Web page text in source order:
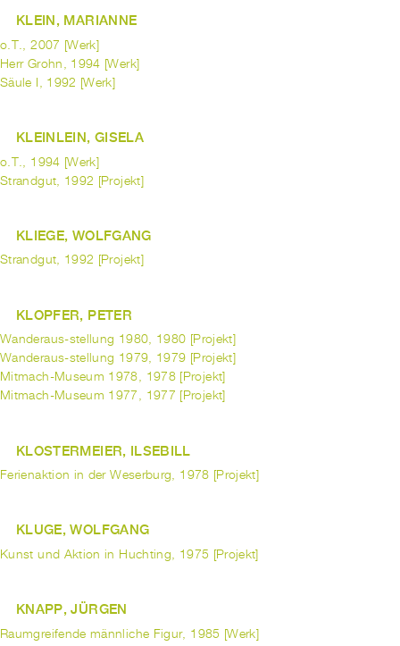
KLEIN, MARIANNE
o.T., 2007 [Werk]
Herr Grohn, 1994 [Werk]
Säule I, 1992 [Werk]
KLEINLEIN, GISELA
o.T., 1994 [Werk]
Strandgut, 1992 [Projekt]
KLIEGE, WOLFGANG
Strandgut, 1992 [Projekt]
KLOPFER, PETER
Wanderaus-stellung 1980, 1980 [Projekt]
Wanderaus-stellung 1979, 1979 [Projekt]
Mitmach-Museum 1978, 1978 [Projekt]
Mitmach-Museum 1977, 1977 [Projekt]
KLOSTERMEIER, ILSEBILL
Ferienaktion in der Weserburg, 1978 [Projekt]
KLUGE, WOLFGANG
Kunst und Aktion in Huchting, 1975 [Projekt]
KNAPP, JÜRGEN
Raumgreifende männliche Figur, 1985 [Werk]